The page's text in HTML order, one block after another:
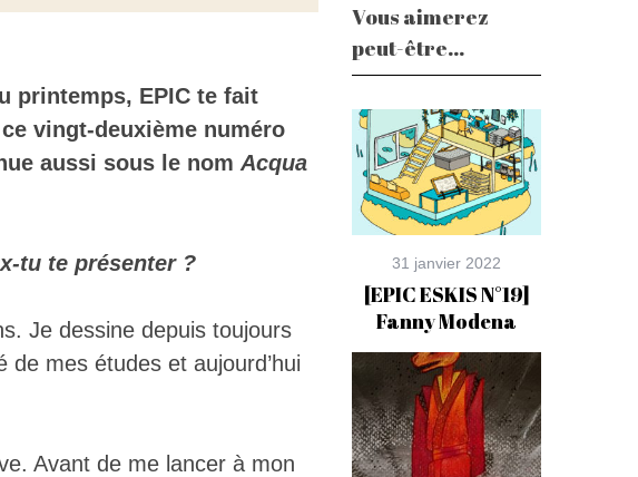
printemps, EPIC te fait
vingt-deuxième numéro
aussi sous le nom Acqua
tu te présenter ?
Je dessine depuis toujours
mes études et aujourd’hui
Avant de me lancer à mon
Vous aimerez
peut-être...
31 janvier 2022
[EPIC ESKIS N°19]
Fanny Modena